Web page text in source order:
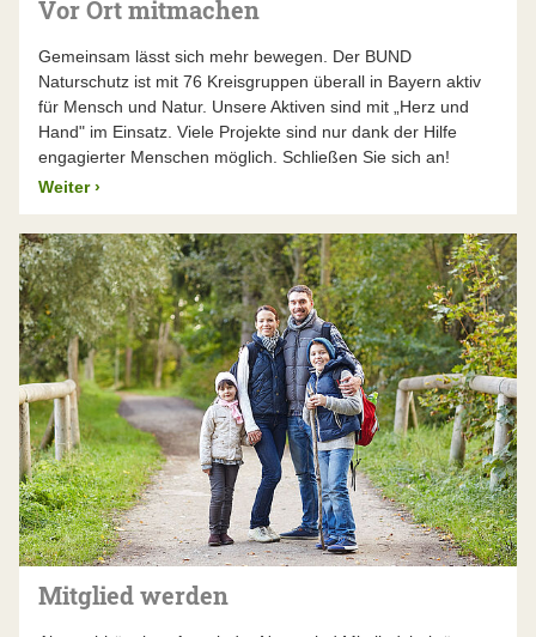
Vor Ort mitmachen
Gemeinsam lässt sich mehr bewegen. Der BUND
Naturschutz ist mit 76 Kreisgruppen überall in Bayern aktiv
für Mensch und Natur. Unsere Aktiven sind mit „Herz und
Hand" im Einsatz. Viele Projekte sind nur dank der Hilfe
engagierter Menschen möglich. Schließen Sie sich an!
Weiter ›
Mitglied werden